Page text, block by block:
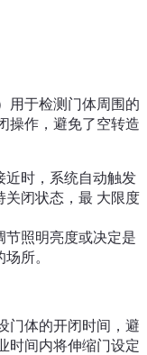
用于检测门体周围的
操作，避免了空转造
近时，系统自动触发
关闭状态，最 大限度
节照明亮度或决定是
所。
门体的开闭时间，避
时间内将伸缩门设定